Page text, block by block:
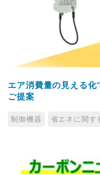
エア消費量の見える
ご提案
制御機器 省エネに関す